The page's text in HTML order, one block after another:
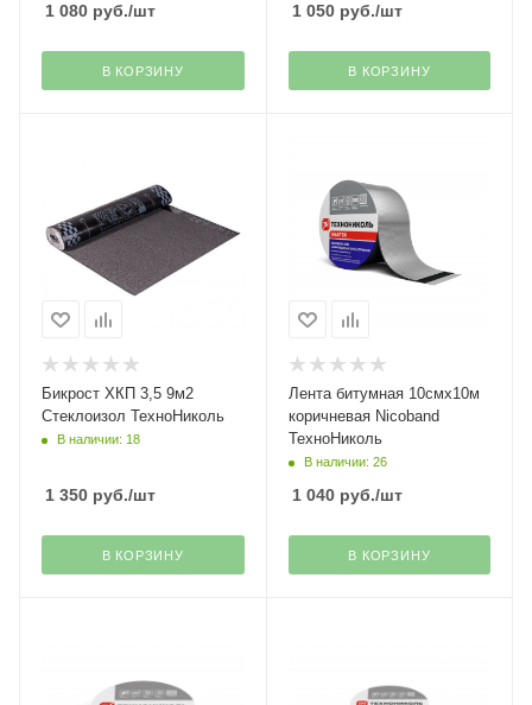
1 080 руб./шт
В КОРЗИНУ
1 050руб./шт
В КОРЗИНУ
Бикрост ХКП 3,5 9м2
Стеклоизол ТехноНиколь
В наличии: 18
1 350 руб./шт
В КОРЗИНУ
Лента битумная 10смх10м
коричневая Nicoband
ТехноНиколь
В наличии: 26
1 040руб./шт
В КОРЗИНУ